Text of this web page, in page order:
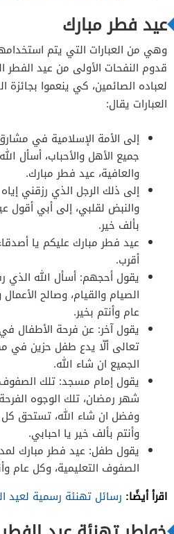
عيد فطر مبارك
وهي من العبارات التي يتم
قدوم النفحات الأولى من عيد الفطر
لعباده الصائمين، كي ينعموا بجائزة
العبارات يقال:
إلى الأمة الإسلامية في
جميع الأهل والأحباب، أسأل
والعافية، عيد فطر مبارك.
إلى ذلك الرجل الذي رزقني
والنبض لقلبي، إلى أبي أقول
بألف خير.
عيد فطر مبارك عليكم يا
أقرب.
يقول أحجهم: أسأل الله الذي
الصيام والقيام، وصالح
عام وأنتم بخير.
يقول آخر: عن فرحة الأطفال
تعالى ألّا يدع طفل حزين في
الجميع ان شاء الله.
يقول إمام مسجد: تلك
شهر رمضان، تلك الوجوه
وفضل ان شاء الله، تستحق
وأنتم بألف خير يا احبابي.
يقول طفل: عيد فطر مبارك
الصفوف التعليمية، وكل عام
اقرأ أيضًا: رسائل تهنئة رسمية لعيد